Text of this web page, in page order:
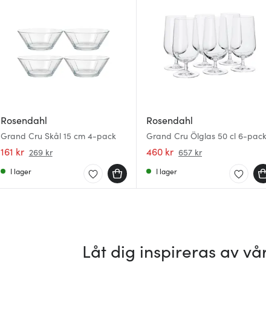
Rosendahl
Grand Cru Skål 15 cm 4-pack
161 kr 269 kr
I lager
Rosendahl
Grand Cru Ölglas 50 cl 6-pack
460 kr 657 kr
I lager
Låt dig inspireras av